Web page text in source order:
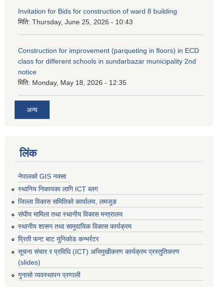
Invitation for Bids for construction of ward 8 building
मिति: Thursday, June 25, 2026 - 10:43
Construction for improvement (parqueting in floors) in ECD
class for different schools in sundarbazar municipality 2nd
notice
मिति: Monday, May 18, 2026 - 12:35
अन्य
लिंक
नेपालको GIS नक्सा
स्थानिय निकायका लागि ICT ब्लग
जिल्ला विकास समितिको कार्यालय, लमजुङ
संघीय मामिला तथा स्थानीय विकास मन्त्रालय
स्थानीय शासन तथा सामुदायिक विकास कार्यक्रम
प्रिती फन्ट बाट युनिकोड कन्भर्रटर
सूचना संचार र प्रविधि (ICT) अभिमुखीकरण कार्यक्रम प्रस्तुतिकरण
(slides)
गुनासो व्यवस्थापन प्रणाली